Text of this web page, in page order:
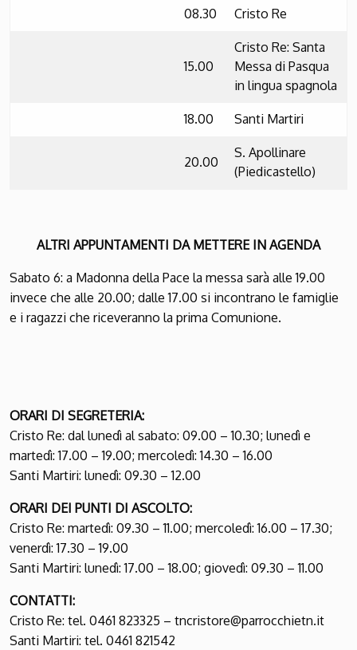
08.30 Cristo Re
15.00
Cristo Re: Santa
Messa di Pasqua
in lingua spagnola
18.00 Santi Martiri
20.00
S. Apollinare
(Piedicastello)
ALTRI APPUNTAMENTI DA METTERE IN AGENDA
Sabato 6: a Madonna della Pace la messa sarà alle 19.00
invece che alle 20.00; dalle 17.00 si incontrano le famiglie
e i ragazzi che riceveranno la prima Comunione.
ORARI DI SEGRETERIA:
Cristo Re: dal lunedì al sabato: 09.00 – 10.30; lunedì e
martedì: 17.00 – 19.00; mercoledì: 14.30 – 16.00
Santi Martiri: lunedì: 09.30 – 12.00
ORARI DEI PUNTI DI ASCOLTO:
Cristo Re: martedì: 09.30 – 11.00; mercoledì: 16.00 – 17.30;
venerdì: 17.30 – 19.00
Santi Martiri: lunedì: 17.00 – 18.00; giovedì: 09.30 – 11.00
CONTATTI:
Cristo Re: tel. 0461 823325 – tncristore@parrocchietn.it
Santi Martiri: tel. 0461 821542